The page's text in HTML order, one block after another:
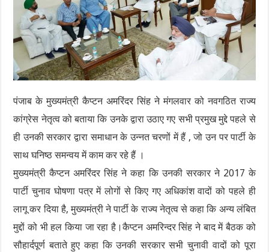
पंजाब के मुख्यमंत्री कैप्टन अमरिंदर सिंह ने मंगलवार को नवगठित राज्य
कांग्रेस नेतृत्व को बताया कि उनके द्वारा उठाए गए सभी प्रमुख मुद्दे पहले से
ही उनकी सरकार द्वारा समाधान के उन्नत चरणों में हैं , जो उन पर पार्टी के
साथ घनिष्ठ समन्वय में काम कर रहे हैं ।
मुख्यमंत्री कैप्टन अमरिंदर सिंह ने कहा कि उनकी सरकार ने 2017 के
पार्टी चुनाव घोषणा पत्र में लोगों से किए गए अधिकांश वादों को पहले ही
लागू कर दिया है, मुख्यमंत्री ने पार्टी के राज्य नेतृत्व से कहा कि अन्य लंबित
मुद्दों को भी हल किया जा रहा है।कैप्टन अमरिन्दर सिंह ने बाद में बैठक को
सौहार्दपूर्ण बताते हुए कहा कि उनकी सरकार सभी चुनावी वादों को पूरा